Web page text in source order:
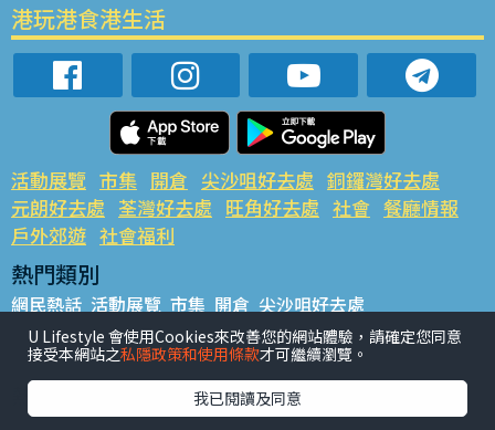
港玩港食港生活
活動展覽 市集 開倉 尖沙咀好去處 銅鑼灣好去處
元朗好去處 荃灣好去處 旺角好去處 社會 餐廳情報
戶外郊遊 社會福利
熱門類別
網民熱話 活動展覽 市集 開倉 尖沙咀好去處
銅鑼灣好去處 元朗好去處 荃灣好去處 旺角好去處 社會
餐廳情報 戶外郊遊
熱門標籤
U Lifestyle 會使用Cookies來改善您的網站體驗，請確定您同意
接受本網站之私隱政策和使用條款才可繼續瀏覽。
我已閱讀及同意